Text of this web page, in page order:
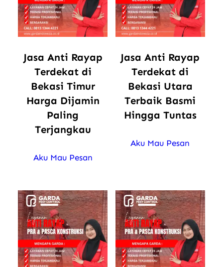
Jasa Anti Rayap
Terdekat di
Bekasi Timur
Harga Dijamin
Paling
Terjangkau
Aku Mau Pesan
Jasa Anti Rayap
Terdekat di
Bekasi Utara
Terbaik Basmi
Hingga Tuntas
Aku Mau Pesan